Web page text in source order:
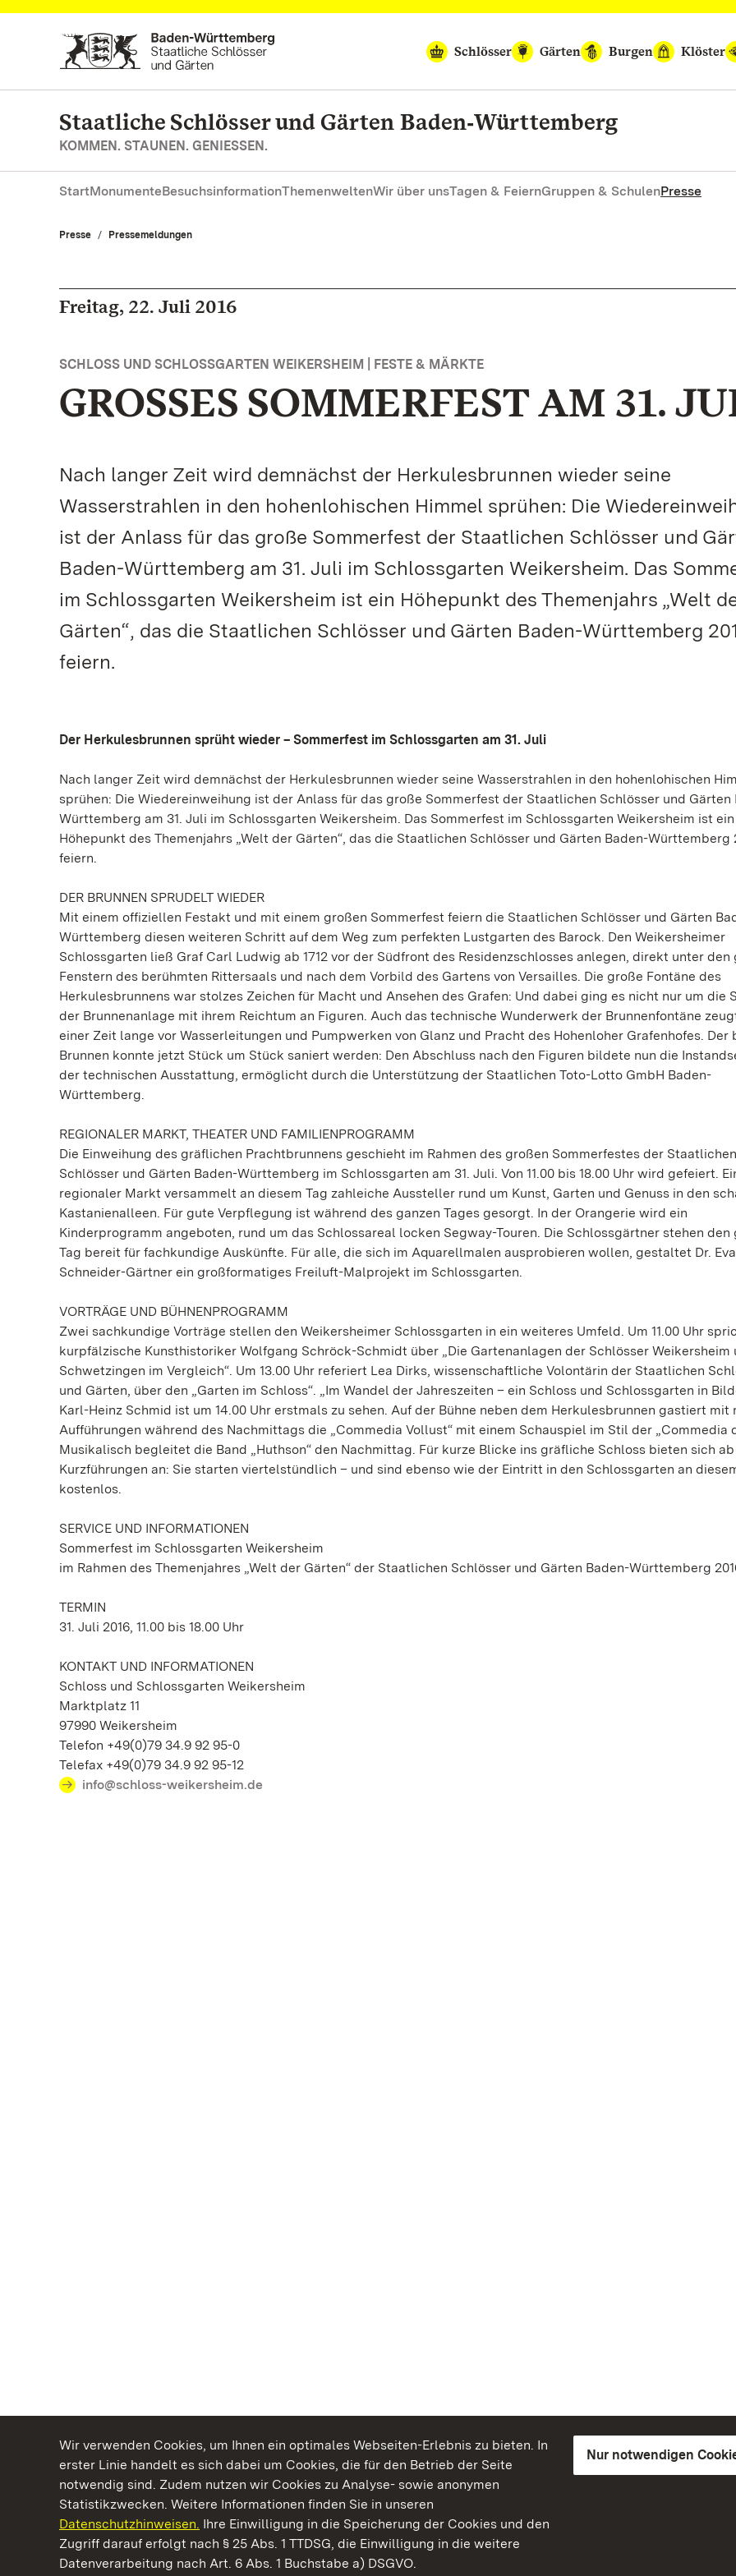
Wir verwenden Cookies, um Ihnen ein optimales Webseiten-Erlebnis zu bieten. In
erster Linie handelt es sich dabei um Cookies, die für den Betrieb der Seite
notwendig sind. Zudem nutzen wir Cookies zu Analyse- sowie anonymen
Statistikzwecken. Weitere Informationen finden Sie in unseren
Datenschutzhinweisen. Ihre Einwilligung in die Speicherung der Cookies und den
Zugriff darauf erfolgt nach § 25 Abs. 1 TTDSG, die Einwilligung in die weitere
Datenverarbeitung nach Art. 6 Abs. 1 Buchstabe a) DSGVO.
Nur notwendigen
Zum Hauptinhalt springen
Schlösser
Gärten Burgen Klöster
Staatliche Schlösser und Gärten Baden‑Württemberg
KOMMEN. STAUNEN. GENIESSEN.
StartMonumenteBesuchsinformationThemenweltenWir über unsTagen & FeiernGruppen & SchulenPresse
Presse Pressemeldungen
Freitag, 22. Juli 2016
SCHLOSS UND SCHLOSSGARTEN WEIKERSHEIM | FESTE & MÄRKTE
GROSSES SOMMERFEST AM 31.
Nach langer Zeit wird demnächst der Herkulesbrunnen wieder seine
Wasserstrahlen in den hohenlohischen Himmel sprühen: Die
ist der Anlass für das große Sommerfest der Staatlichen Schlösser und
Baden-Württemberg am 31. Juli im Schlossgarten Weikersheim. Das
im Schlossgarten Weikersheim ist ein Höhepunkt des Themenjahrs „Welt
Gärten“, das die Staatlichen Schlösser und Gärten Baden-Württemberg
feiern.
Der Herkulesbrunnen sprüht wieder – Sommerfest im Schlossgarten am 31. Juli
Nach langer Zeit wird demnächst der Herkulesbrunnen wieder seine Wasserstrahlen in den hohenlohischen
sprühen: Die Wiedereinweihung ist der Anlass für das große Sommerfest der Staatlichen Schlösser und Gärten
Württemberg am 31. Juli im Schlossgarten Weikersheim. Das Sommerfest im Schlossgarten Weikersheim ist ein
Höhepunkt des Themenjahrs „Welt der Gärten“, das die Staatlichen Schlösser und Gärten Baden-Württemberg
feiern.
DER BRUNNEN SPRUDELT WIEDER
Mit einem offiziellen Festakt und mit einem großen Sommerfest feiern die Staatlichen Schlösser und Gärten
Württemberg diesen weiteren Schritt auf dem Weg zum perfekten Lustgarten des Barock. Den Weikersheimer
Schlossgarten ließ Graf Carl Ludwig ab 1712 vor der Südfront des Residenzschlosses anlegen, direkt unter den
Fenstern des berühmten Rittersaals und nach dem Vorbild des Gartens von Versailles. Die große Fontäne des
Herkulesbrunnens war stolzes Zeichen für Macht und Ansehen des Grafen: Und dabei ging es nicht nur um die
der Brunnenanlage mit ihrem Reichtum an Figuren. Auch das technische Wunderwerk der Brunnenfontäne
einer Zeit lange vor Wasserleitungen und Pumpwerken von Glanz und Pracht des Hohenloher Grafenhofes. Der
Brunnen konnte jetzt Stück um Stück saniert werden: Den Abschluss nach den Figuren bildete nun die
der technischen Ausstattung, ermöglicht durch die Unterstützung der Staatlichen Toto-Lotto GmbH Baden-
Württemberg.
REGIONALER MARKT, THEATER UND FAMILIENPROGRAMM
Die Einweihung des gräflichen Prachtbrunnens geschieht im Rahmen des großen Sommerfestes der Staatlichen
Schlösser und Gärten Baden-Württemberg im Schlossgarten am 31. Juli. Von 11.00 bis 18.00 Uhr wird gefeiert.
regionaler Markt versammelt an diesem Tag zahleiche Aussteller rund um Kunst, Garten und Genuss in den
Kastanienalleen. Für gute Verpflegung ist während des ganzen Tages gesorgt. In der Orangerie wird ein
Kinderprogramm angeboten, rund um das Schlossareal locken Segway-Touren. Die Schlossgärtner stehen den
Tag bereit für fachkundige Auskünfte. Für alle, die sich im Aquarellmalen ausprobieren wollen, gestaltet Dr.
Schneider-Gärtner ein großformatiges Freiluft-Malprojekt im Schlossgarten.
VORTRÄGE UND BÜHNENPROGRAMM
Zwei sachkundige Vorträge stellen den Weikersheimer Schlossgarten in ein weiteres Umfeld. Um 11.00 Uhr
kurpfälzische Kunsthistoriker Wolfgang Schröck-Schmidt über „Die Gartenanlagen der Schlösser Weikersheim
Schwetzingen im Vergleich“. Um 13.00 Uhr referiert Lea Dirks, wissenschaftliche Volontärin der Staatlichen
und Gärten, über den „Garten im Schloss“. „Im Wandel der Jahreszeiten – ein Schloss und Schlossgarten in
Karl-Heinz Schmid ist um 14.00 Uhr erstmals zu sehen. Auf der Bühne neben dem Herkulesbrunnen gastiert mit
Aufführungen während des Nachmittags die „Commedia Vollust“ mit einem Schauspiel im Stil der „Commedia
Musikalisch begleitet die Band „Huthson“ den Nachmittag. Für kurze Blicke ins gräfliche Schloss bieten sich ab
Kurzführungen an: Sie starten viertelstündlich – und sind ebenso wie der Eintritt in den Schlossgarten an
kostenlos.
SERVICE UND INFORMATIONEN
Sommerfest im Schlossgarten Weikersheim
im Rahmen des Themenjahres „Welt der Gärten“ der Staatlichen Schlösser und Gärten Baden-Württemberg
TERMIN
31. Juli 2016, 11.00 bis 18.00 Uhr
KONTAKT UND INFORMATIONEN
Schloss und Schlossgarten Weikersheim
Marktplatz 11
97990 Weikersheim
Telefon +49(0)79 34.9 92 95-0
Telefax +49(0)79 34.9 92 95-12
info@schloss-weikersheim.de
Kommen. Staunen. Genießen.